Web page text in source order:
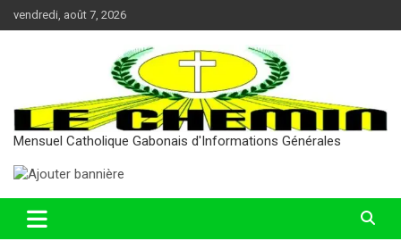
au
vendredi, août 7, 2026
Mensuel Catholique Gabonais d'Informations Générales